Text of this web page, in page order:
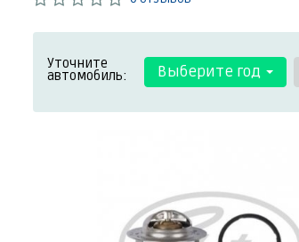
Уточните
автомобиль: Выберите год